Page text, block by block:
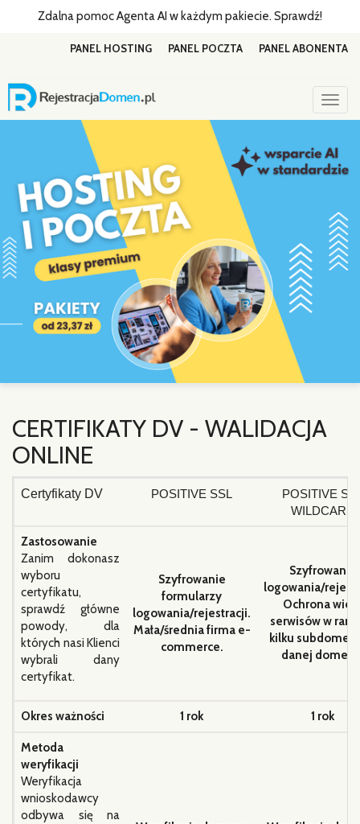
Zdalna pomoc Agenta AI w każdym pakiecie. Sprawdź!
PANEL ABONENTA
PANEL POCZTA
PANEL HOSTING
CERTIFIKATY DV - WALIDACJA
ONLINE
Certyfikaty DV POSITIVE SSL
POSITIVE
WILDCARD
Zastosowanie
Zanim dokonasz
wyboru
certyfikatu,
sprawdź główne
powody, dla
których nasi Klienci
wybrali dany
certyfikat.
Szyfrowanie
formularzy
logowania/rejestracji.
Mała/średnia firma e-
commerce.
Szyfrowanie
logowania/
Ochrona
serwisów w
kilku subdomen
danej
Okres ważności 1 rok 1 rok
Metoda
weryfikacji
Weryfikacja
wnioskodawcy
odbywa się na